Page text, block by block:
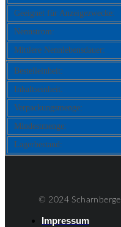
Geeignet für Anzeigezwecke:
Nennstrom:
Mittlere Nennlebensdauer:
Bestelleinheit:
Inhaltseinheit:
Verpackungsmenge:
Mindestmenge:
Lagerbestand:
© 2024
Impressum